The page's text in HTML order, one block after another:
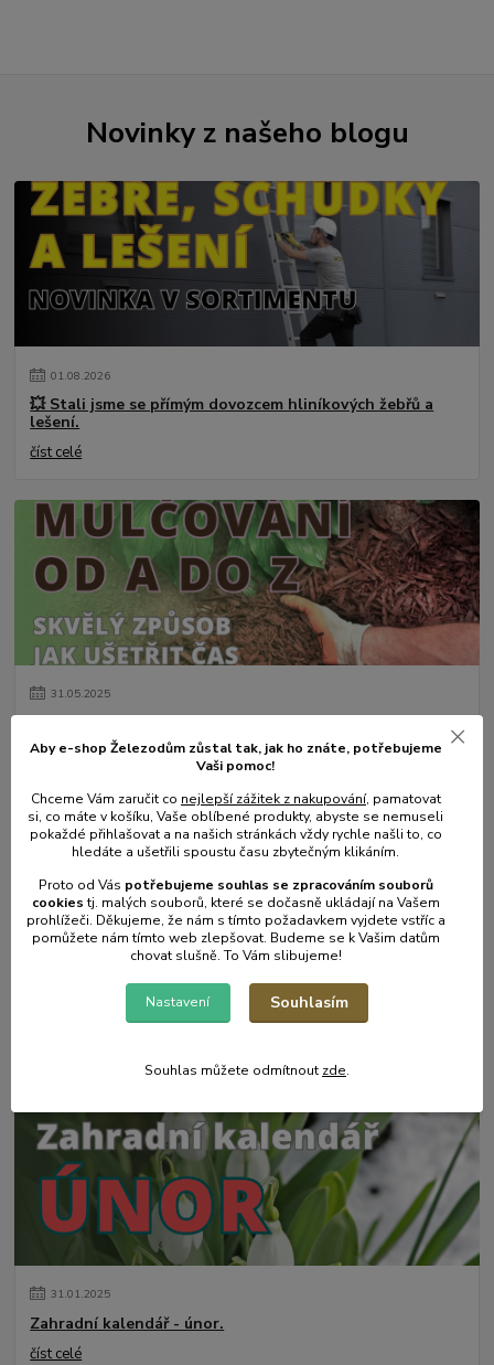
Novinky z našeho blogu
01.08.2026
💥 Stali jsme se přímým dovozcem hliníkových žebřů a
lešení.
číst celé
31.05.2025
číst celé
Zahradní postřikovače - skvělý pomocník na zahradu.
31.01.2025
Zahradní kalendář - únor.
číst celé
Aby e-shop Železodům zůstal tak, jak ho znáte, potřebujeme
Vaši pomoc!
Chceme Vám zaručit co nejlepší zážitek z nakupování, pamatovat
si, co máte v košíku, Vaše oblíbené produkty, abyste se nemuseli
pokaždé přihlašovat a na našich stránkách vždy rychle našli to, co
hledáte a ušetřili spoustu času zbytečným klikáním.
Proto od Vás potřebujeme souhlas se zpracováním souborů
cookiestj. malých souborů, které se dočasně ukládají na Vašem
prohlížeči. Děkujeme, že nám s tímto požadavkem vyjdete vstříc a
pomůžete nám tímto web zlepšovat. Budeme se k Vašim datům
chovat slušně. To Vám slibujeme!
Nastavení Souhlasím
Souhlas můžete odmítnout zde.